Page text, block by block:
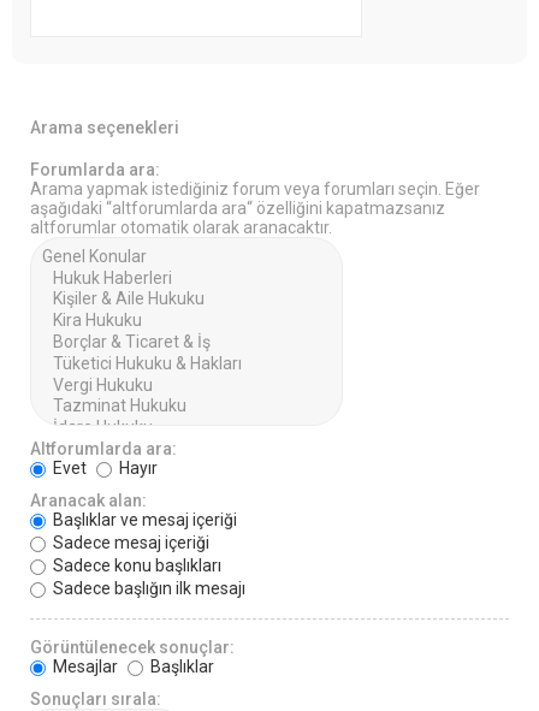
Arama seçenekleri
Forumlarda ara:
Arama yapmak istediğiniz forum veya forumları seçin. Eğer
aşağıdaki “altforumlarda ara“ özelliğini kapatmazsanız
altforumlar otomatik olarak aranacaktır.
Altforumlarda ara:
Evet
Hayır
Aranacak alan:
Başlıklar ve mesaj içeriği
Sadece mesaj içeriği
Sadece konu başlıkları
Sadece başlığın ilk mesajı
Görüntülenecek sonuçlar:
Mesajlar
Başlıklar
Sonuçları sırala: